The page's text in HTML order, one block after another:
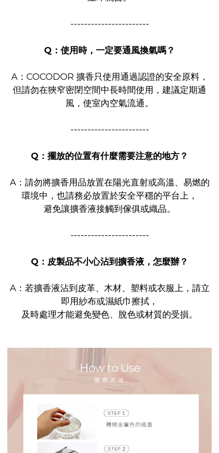
-----------------------
Q：使用時，一定要通風換氣嗎？
A：COCODOR 擴香只使用通過認證的安全原料，
但請勿在狹窄密閉空間中長時間使用，建議定期通
風，使室內空氣流通。
-----------------------
Q：擺放的位置有什麼需要注意的地方？
A：請勿將擴香用品放置在陽光直射或高溫、易燃的
環境中，也請務必放置於安全平穩的平台上，
避免讓擴香液接觸到傢俱或織品。
-----------------------
Q：皮製品不小心沾到擴香液，怎麼辦？
A：若擴香液沾到皮革、木材、塑料或衣服上，請立
即用紗布或濕紙巾擦拭，
及時處理才能避免變色、脫色或材質的受損。